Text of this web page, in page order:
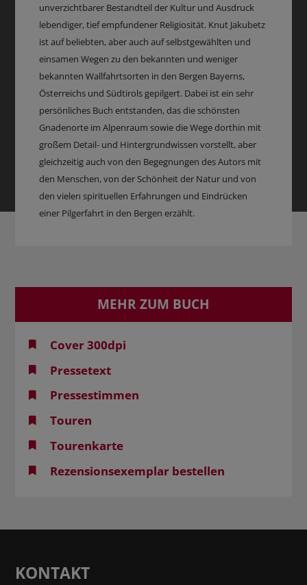
unverzichtbarer Bestandteil der Kultur und Ausdruck
lebendiger, tief empfundener Religiosität. Knut Jakubetz
ist auf beliebten, aber auch auf selbstgewählten und
einsamen Wegen zu den bekannten und weniger
bekannten Wallfahrtsorten in den Bergen Bayerns,
Österreichs und Südtirols gepilgert. Dabei ist ein sehr
persönliches Buch entstanden, das die schönsten
Gnadenorte im Alpenraum sowie die Wege dorthin mit
großem Detail- und Hintergrundwissen vorstellt, aber
gleichzeitig auch von den Begegnungen des Autors mit
den Menschen, von der Schönheit der Natur und von
den vielen spirituellen Erfahrungen und Eindrücken
einer Pilgerfahrt in den Bergen erzählt.
MEHR ZUM BUCH
Cover 300dpi
Pressetext
Pressestimmen
Touren
Tourenkarte
Rezensionsexemplar bestellen
KONTAKT